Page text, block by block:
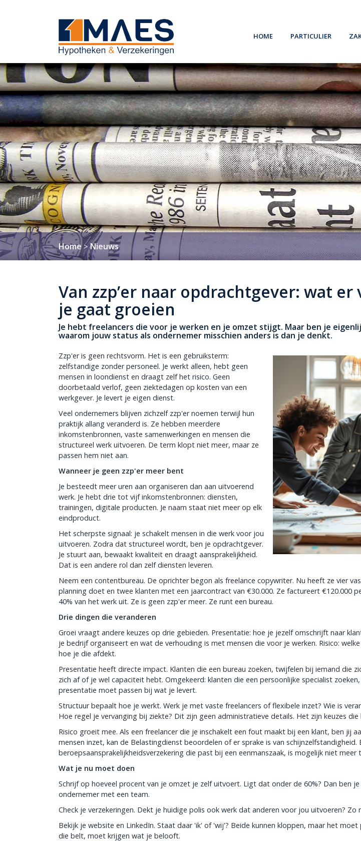
Home Particulier
Schade melden
Verzekeren
Pensioen
Sparen
Home > Nieuws
Van zzp’er naar opdrachtgever: wat
je gaat groeien
Je hebt freelancers die voor je werken en je omzet stijgt. Maar ben je
waarom jouw status als ondernemer misschien anders is dan je denkt.
Zzp'er is geen rechtsvorm. Het is een gebruiksterm:
zelfstandige zonder personeel. Je werkt alleen, hebt geen
mensen in loondienst en draagt zelf het risico. Geen
doorbetaald verlof, geen ziektedagen op kosten van een
werkgever. Je levert je eigen dienst.
Veel ondernemers blijven zichzelf zzp'er noemen terwijl hun
praktijk allang veranderd is. Ze hebben meerdere
inkomstenbronnen, vaste samenwerkingen en mensen die
structureel werk uitvoeren. De term klopt niet meer, maar ze
passen hem niet aan.
Wanneer je geen zzp'er meer bent
Je besteedt meer uren aan organiseren dan aan uitvoerend
werk. Je hebt drie tot vijf inkomstenbronnen: diensten,
trainingen, digitale producten. Je naam staat niet meer op elk
eindproduct.
Het scherpste signaal: je schakelt mensen in die werk voor jou
uitvoeren. Zodra dat structureel wordt, ben je opdrachtgever.
Je stuurt aan, bewaakt kwaliteit en draagt aansprakelijkheid.
Dat is een andere rol dan zelf diensten leveren.
Neem een contentbureau. De oprichter begon als freelance copywriter. Nu heeft ze vier
planning doet en twee klanten met een jaarcontract van €30.000. Ze factureert €120.000
40% van het werk uit. Ze is geen zzp'er meer. Ze runt een bureau.
Drie dingen die veranderen
Groei vraagt andere keuzes op drie gebieden. Presentatie: hoe je jezelf omschrijft naar
je bedrijf organiseert en wat de verhouding is met mensen die voor je werken. Risico:
hoe je die afdekt.
Presentatie heeft directe impact. Klanten die een bureau zoeken, twijfelen bij iemand die
zich af of je wel capaciteit hebt. Omgekeerd: klanten die een persoonlijke specialist
presentatie moet passen bij wat je levert.
Structuur bepaalt hoe je werkt. Werk je met vaste freelancers of flexibele inzet? Wie is
Hoe regel je vervanging bij ziekte? Dit zijn geen administratieve details. Het zijn keuzes
Risico groeit mee. Als een freelancer die je inschakelt een fout maakt bij een klant, ben jij
mensen inzet, kan de Belastingdienst beoordelen of er sprake is van schijnzelfstandigheid.
beroepsaansprakelijkheidsverzekering die past bij een eenmanszaak, is mogelijk niet
Wat je nu moet doen
Schrijf op hoeveel procent van je omzet je zelf uitvoert. Ligt dat onder de 60%? Dan ben je
ondernemer met een team.
Check je verzekeringen. Dekt je huidige polis ook werk dat anderen voor jou uitvoeren? Zo
Bekijk je website en LinkedIn. Staat daar 'ik' of 'wij'? Beide kunnen kloppen, maar het
die belt, moet krijgen wat je belooft.